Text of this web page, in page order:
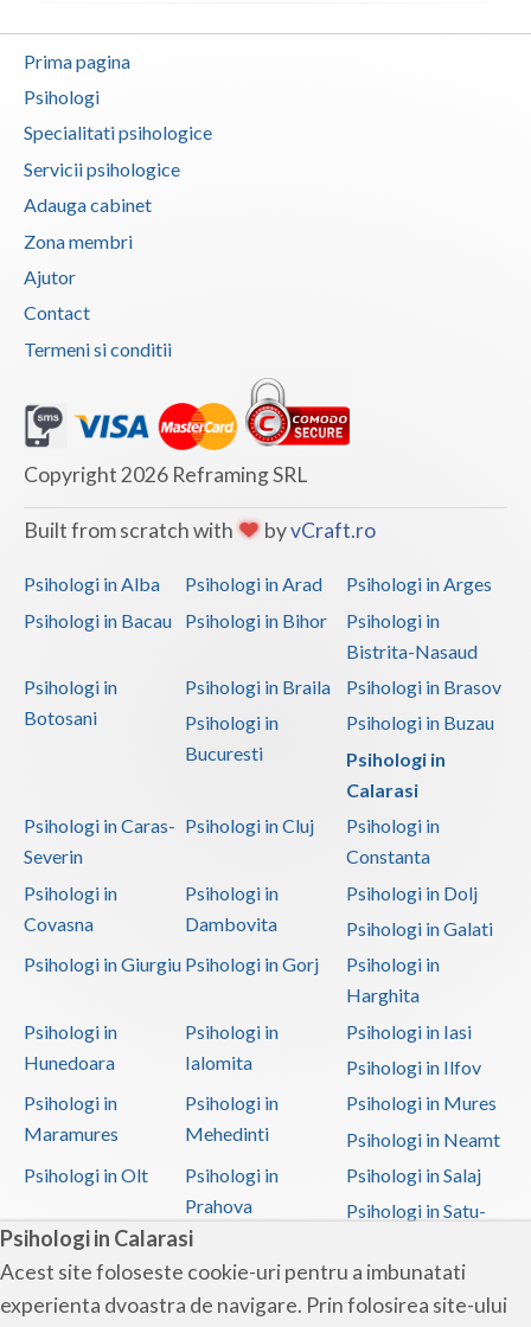
Psihologi in Calarasi
Acest site foloseste cookie-uri pentru a imbunatati
experienta dvoastra de navigare. Prin folosirea site-ului
Prima pagina
Psihologi
Specialitati psihologice
Servicii psihologice
Adauga cabinet
Zona membri
Ajutor
Contact
Termeni si conditii
Copyright 2026 Reframing SRL
Built from scratch with byvCraft.ro
Psihologi in Alba Psihologi in Arad
Psihologi in Arges
Psihologi in Bacau
Psihologi in Bihor
Psihologi in
Bistrita-Nasaud
Psihologi in
Botosani
Psihologi in Braila
Psihologi in Brasov
Psihologi in
Bucuresti
Psihologi in Buzau
Psihologi in
Calarasi
Psihologi in Caras-
Severin
Psihologi in Cluj
Psihologi in
Constanta
Psihologi in
Covasna
Psihologi in
Dambovita
Psihologi in Dolj
Psihologi in Galati
Psihologi in Giurgiu Psihologi in Gorj
Psihologi in
Harghita
Psihologi in
Hunedoara
Psihologi in
Ialomita
Psihologi in Iasi
Psihologi in Ilfov
Psihologi in
Maramures
Psihologi in
Mehedinti
Psihologi in Mures
Psihologi in Neamt
Psihologi in Olt
Psihologi in
Prahova
Psihologi in Salaj
Psihologi in Satu-
Psihologi in Sibiu
Psihologi in
Suceava
Psihologi in
Teleorman